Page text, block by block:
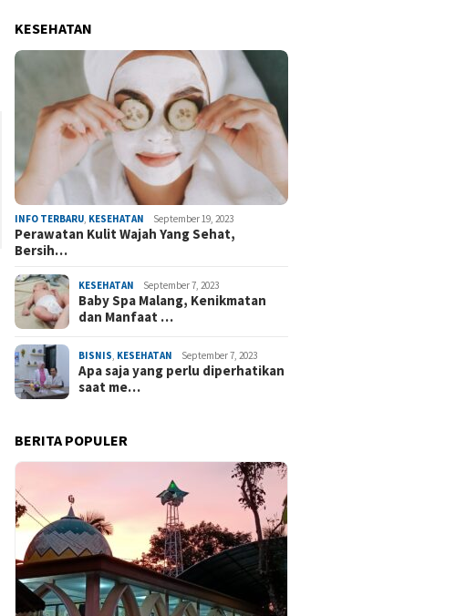
KESEHATAN
INFO TERBARU, KESEHATAN September 19, 2023
Perawatan Kulit Wajah Yang Sehat,
Bersih…
KESEHATAN September 7, 2023
Baby Spa Malang, Kenikmatan
dan Manfaat …
BISNIS, KESEHATAN September 7, 2023
Apa saja yang perlu diperhatikan
saat me…
BERITA POPULER